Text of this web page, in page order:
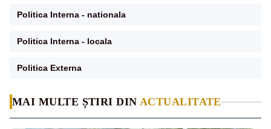
MAI MULTE ȘTIRI DIN ACTUALITATE
Politica Interna - nationala
Politica Interna - locala
Politica Externa